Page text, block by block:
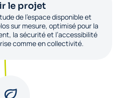
le projet
de l’espace disponible et
sur mesure, optimisé pour la
la sécurité et l’accessibilité
comme en collectivité.